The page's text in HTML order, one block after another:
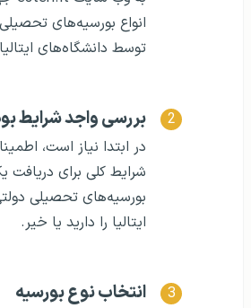
انواع بورسیه‌های
توسط دانشگاه‌های
بررسی واجد شرایط
در ابتدا نیاز است،
شرایط کلی برای دریافت
بورسیه‌های تحصیلی
ایتالیا را دارید یا خیر.
انتخاب نوع بورسیه